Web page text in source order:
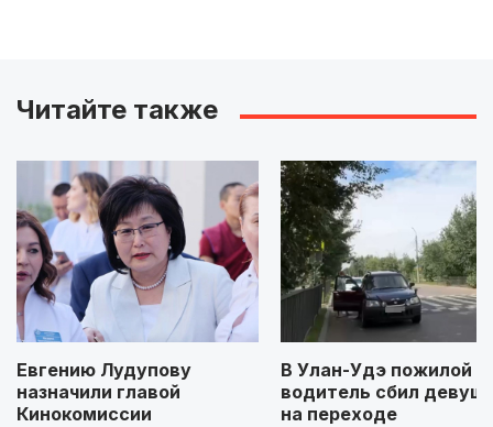
Читайте также
Евгению Лудупову
назначили главой
Кинокомиссии
В Улан-Удэ пожилой
водитель сбил
на переходе